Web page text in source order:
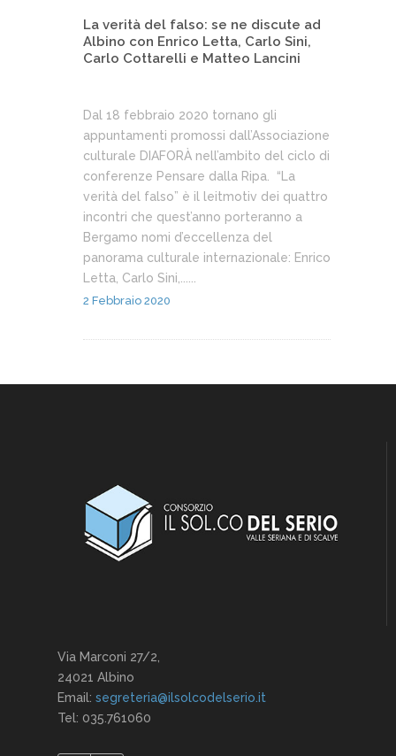
La verità del falso: se ne discute ad
Albino con Enrico Letta, Carlo Sini,
Carlo Cottarelli e Matteo Lancini
Dal 18 febbraio 2020 tornano gli
appuntamenti promossi dall’Associazione
culturale DIAFORÀ nell’ambito del ciclo di
conferenze Pensare dalla Ripa. “La
verità del falso” è il leitmotiv dei quattro
incontri che quest’anno porteranno a
Bergamo nomi d’eccellenza del
panorama culturale internazionale: Enrico
Letta, Carlo Sini,......
2 Febbraio 2020
Via Marconi 27/2,
24021 Albino
Email: segreteria@ilsolcodelserio.it
Tel: 035.761060